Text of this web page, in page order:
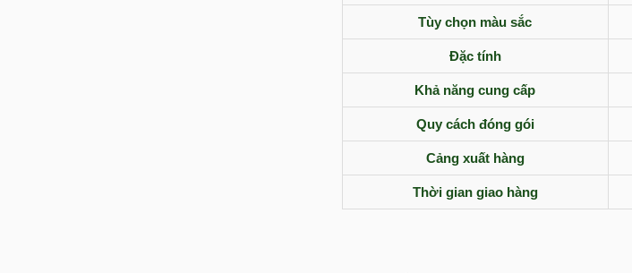
Tùy chọn màu sắc
Đặc tính
Khả năng cung cấp
Quy cách đóng gói
Cảng xuất hàng
Thời gian giao hàng